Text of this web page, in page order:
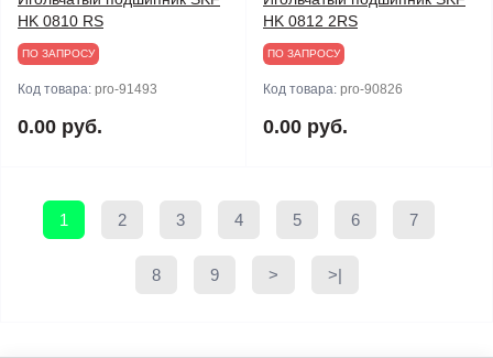
HK 0810 RS
ПО ЗАПРОСУ
Код товара: pro-91493
0.00 руб.
HK 0812 2RS
ПО ЗАПРОСУ
Код товара: pro-90826
0.00 руб.
1 2 3 4 5 6 7
8 9 > >|